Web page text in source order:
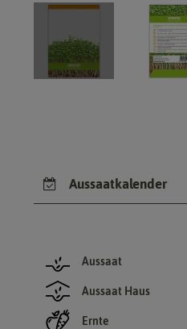
Aussaatkalender
Aussaat
Aussaat Haus
Ernte